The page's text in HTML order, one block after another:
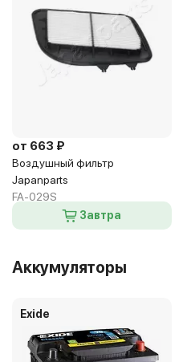
от 663 ₽
Воздушный фильтр
Japanparts
FA-029S
Завтра
Аккумуляторы
Exide